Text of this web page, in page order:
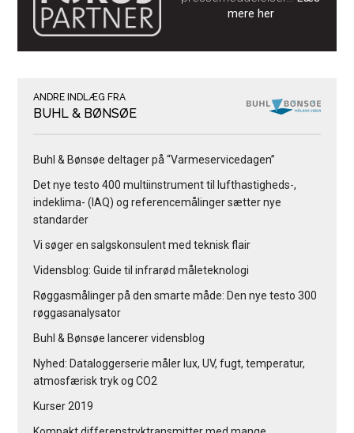
mere her
ANDRE INDLÆG FRA
BUHL & BØNSØE
Buhl & Bønsøe deltager på “Varmeservicedagen”
Det nye testo 400 multiinstrument til lufthastigheds-,
indeklima- (IAQ) og referencemålinger sætter nye
standarder
Vi søger en salgskonsulent med teknisk flair
Vidensblog: Guide til infrarød måleteknologi
Røggasmålinger på den smarte måde: Den nye testo 300
røggasanalysator
Buhl & Bønsøe lancerer vidensblog
Nyhed: Dataloggerserie måler lux, UV, fugt, temperatur,
atmosfærisk tryk og CO2
Kurser 2019